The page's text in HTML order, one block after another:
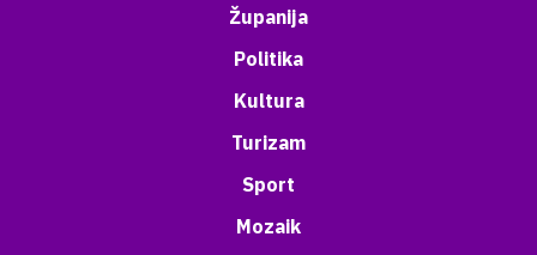
Županija
Politika
Kultura
Turizam
Sport
Mozaik